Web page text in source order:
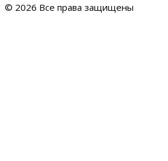
© 2026 Все права защищены